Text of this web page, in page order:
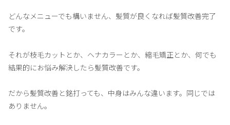
どんなメニューでも構いません、髪質が良くなれば髪質改善完了
です。
それが枝毛カットとか、ヘナカラーとか、縮毛矯正とか、何でも
結果的にお悩み解決したら髪質改善です。
だから髪質改善と銘打っても、中身はみんな違います。同じでは
ありません。